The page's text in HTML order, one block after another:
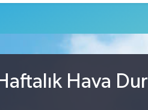
GRAM ALTIN 6618.49 %2.12
BİST100 13.773 %-19
Hava